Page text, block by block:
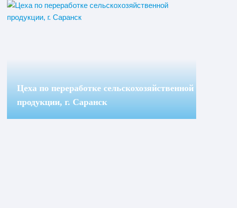
Цеха по переработке сельскохозяйственной
продукции, г. Саранск